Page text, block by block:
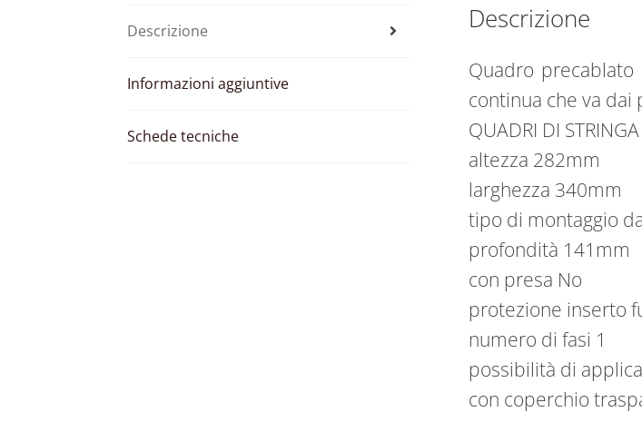
Descrizione
Informazioni aggiuntive
Schede tecniche
Descrizione
Quadro
continua che va dai
QUADRI DI STRINGA
altezza 282mm
larghezza 340mm
tipo di montaggio
profondità 141mm
con presa No
protezione inserto
numero di fasi 1
possibilità di
con coperchio